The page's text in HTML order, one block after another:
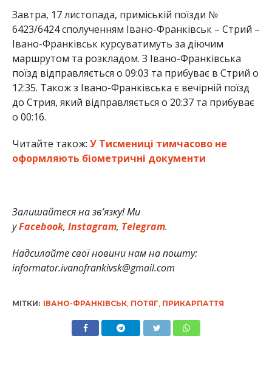
Завтра, 17 листопада, приміській поїзди №
6423/6424 сполученням Івано-Франківськ – Стрий –
Івано-Франківськ курсуватимуть за діючим
маршрутом та розкладом. З Івано-Франківська
поїзд відправляється о 09:03 та прибуває в Стрий о
12:35. Також з Івано-Франківська є вечірній поїзд
до Стрия, який відправляється о 20:37 та прибуває
о 00:16.
Читайте також: У Тисмениці тимчасово не
оформляють біометричні документи
Залишайтеся на зв’язку! Ми
уFacebook, Instagram, Telegram.
Надсилайте свої новини нам на пошту:
informator.ivanofrankivsk@gmail.com
МІТКИ: ІВАНО-ФРАНКІВСЬК, ПОТЯГ, ПРИКАРПАТТЯ